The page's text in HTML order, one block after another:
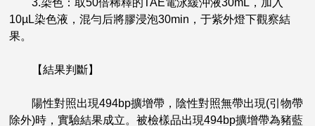
10µL染色液，混勻后將膠浸泡30min，于紫外燈下觀察結
果。
【結果判斷】
陽性對照出現494bp擴增帶，陰性對照無帶出現(引物帶
除外)時，實驗結果成立。被檢樣品出現494bp擴增帶為豬藍